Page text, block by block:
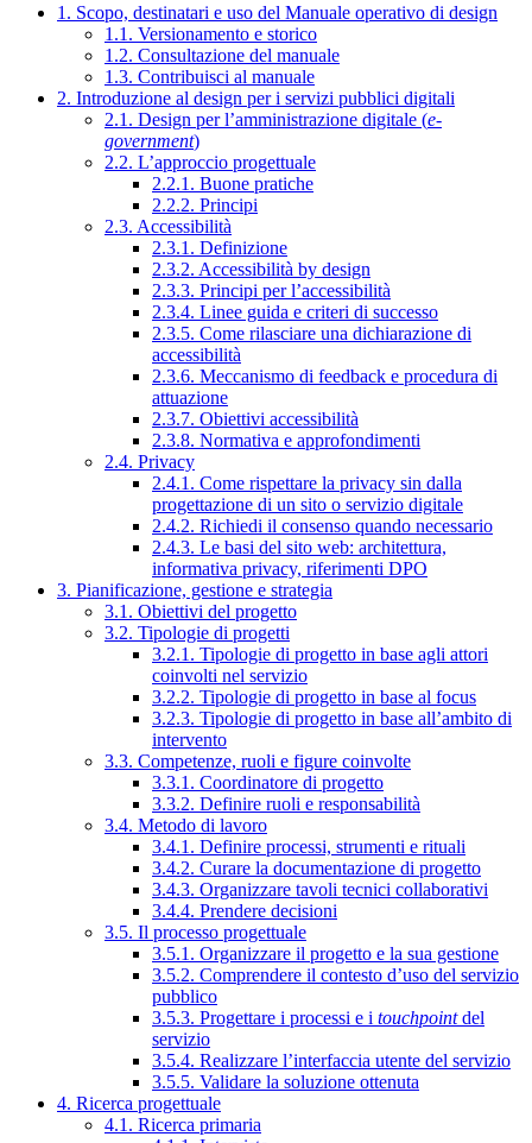
1. Scopo, destinatari e uso del Manuale operativo di design
1.1. Versionamento e storico
1.2. Consultazione del manuale
1.3. Contribuisci al manuale
2. Introduzione al design per i servizi pubblici digitali
2.1. Design per l’amministrazione digitale (e-
government)
2.2. L’approccio progettuale
2.2.1. Buone pratiche
2.2.2. Principi
2.3. Accessibilità
2.3.1. Definizione
2.3.2. Accessibilità by design
2.3.3. Principi per l’accessibilità
2.3.4. Linee guida e criteri di successo
2.3.5. Come rilasciare una dichiarazione di
accessibilità
2.3.6. Meccanismo di feedback e procedura di
attuazione
2.3.7. Obiettivi accessibilità
2.3.8. Normativa e approfondimenti
2.4. Privacy
2.4.1. Come rispettare la privacy sin dalla
progettazione di un sito o servizio digitale
2.4.2. Richiedi il consenso quando necessario
2.4.3. Le basi del sito web: architettura,
informativa privacy, riferimenti DPO
3. Pianificazione, gestione e strategia
3.1. Obiettivi del progetto
3.2. Tipologie di progetti
3.2.1. Tipologie di progetto in base agli attori
coinvolti nel servizio
3.2.2. Tipologie di progetto in base al focus
3.2.3. Tipologie di progetto in base all’ambito di
intervento
3.3. Competenze, ruoli e figure coinvolte
3.3.1. Coordinatore di progetto
3.3.2. Definire ruoli e responsabilità
3.4. Metodo di lavoro
3.4.1. Definire processi, strumenti e rituali
3.4.2. Curare la documentazione di progetto
3.4.3. Organizzare tavoli tecnici collaborativi
3.4.4. Prendere decisioni
3.5. Il processo progettuale
3.5.1. Organizzare il progetto e la sua gestione
3.5.2. Comprendere il contesto d’uso del servizio
pubblico
3.5.3. Progettare i processi e i touchpointdel
servizio
3.5.4. Realizzare l’interfaccia utente del servizio
3.5.5. Validare la soluzione ottenuta
4. Ricerca progettuale
4.1. Ricerca primaria